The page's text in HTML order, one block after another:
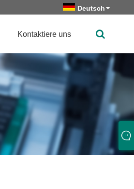
Deutsch
Kontaktiere uns